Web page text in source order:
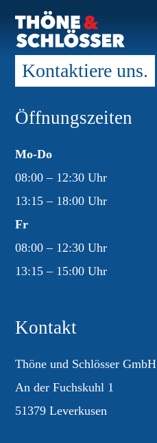
Kontaktiere uns.
Öffnungszeiten
Mo-Do
08:00 – 12:30 Uhr
13:15 – 18:00 Uhr
Fr
08:00 – 12:30 Uhr
13:15 – 15:00 Uhr
Kontakt
Thöne und Schlösser GmbH
An der Fuchskuhl 1
51379 Leverkusen